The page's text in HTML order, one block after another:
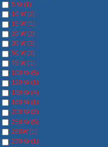
5 W (1)
10 W (2)
15 W (1)
20 W (2)
30 W (3)
50 W (3)
75 W (1)
100 W (5)
120 W (1)
150 W (4)
160 W (1)
200 W (2)
250 W (5)
260W (1)
270 W (1)